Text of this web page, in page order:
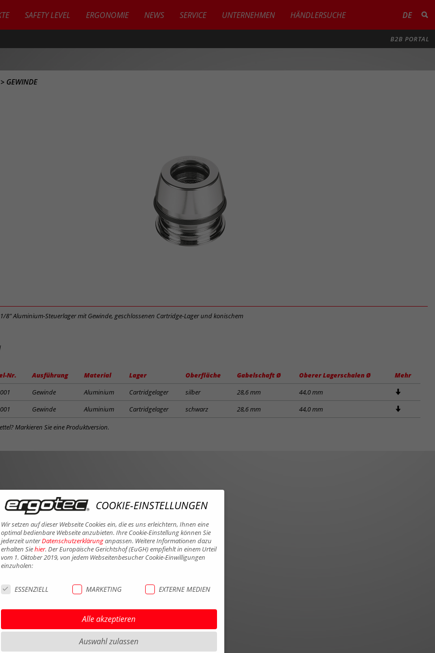
SAFETY LEVEL ERGONOMIE NEWS SERVICE UNTERNEHMEN HÄNDLERSUCHE DE
B2B PORTAL
> GEWINDE
8" Aluminium-Steuerlager mit Gewinde, geschlossenen Cartridge-Lager und konischem
Nr. Ausführung Material Lager Oberfläche Gabelschaft Ø Oberer Lagerschalen Ø
Mehr
Gewinde Aluminium Cartridgelager silber 28,6 mm
44,0 mm
Gewinde Aluminium Cartridgelager schwarz 28,6 mm 44,0 mm
Markieren Sie eine Produktversion.
COOKIE-EINSTELLUNGEN
Wir setzen auf dieser Webseite Cookies ein, die es uns erleichtern, Ihnen eine
optimal bedienbare Webseite anzubieten. Ihre Cookie-Einstellung können Sie
jederzeit unterDatenschutzerklärunganpassen. Weitere Informationen dazu
erhalten Siehier. Der Europäische Gerichtshof (EuGH) empfiehlt in einem Urteil
vom 1. Oktober 2019, von jedem Webseitenbesucher Cookie-Einwilligungen
einzuholen:
ESSENZIELL MARKETING EXTERNE MEDIEN
Alle akzeptieren
Auswahl zulassen